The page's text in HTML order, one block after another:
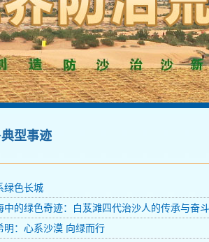
典型事迹
绿色长城
中的绿色奇迹：白芨滩四代治沙人的传承与奋斗
明：心系沙漠 向绿而行